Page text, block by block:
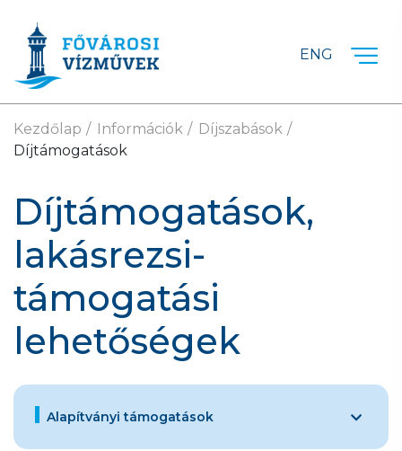
ENG
Kezdőlap Információk
Díjszabások
Díjtámogatások
Díjtámogatások,
lakásrezsi-
támogatási
lehetőségek
Alapítványi támogatások